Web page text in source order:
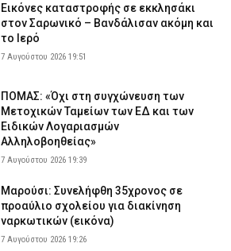
Εικόνες καταστροφής σε εκκλησάκι
στον Σαρωνικό – Βανδάλισαν ακόμη και
το Ιερό
7 Αυγούστου 2026 19:51
ΠΟΜΑΣ: «Όχι στη συγχώνευση των
Μετοχικών Ταμείων των ΕΔ και των
Ειδικών Λογαριασμών
Αλληλοβοηθείας»
7 Αυγούστου 2026 19:39
Μαρούσι: Συνελήφθη 35χρονος σε
προαύλιο σχολείου για διακίνηση
ναρκωτικών (εικόνα)
7 Αυγούστου 2026 19:26